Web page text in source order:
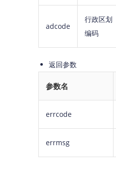
adcode
行政区划
编码
返回参数
参数名
errcode
errmsg